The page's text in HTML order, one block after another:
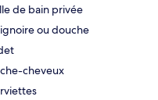
de bain privée
ou douche
cheveux